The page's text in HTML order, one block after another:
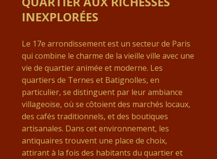
INEXPLORÉES
Le 17e arrondissement est un secteur de Paris
qui combine le charme de la vieille ville avec une
vie de quartier animée et moderne. Les
quartiers de Ternes et Batignolles, en
particulier, se distinguent par leur ambiance
villageoise, où se côtoient des marchés locaux,
des cafés traditionnels, et des boutiques
artisanales. Dans cet environnement, les
antiquaires trouvent une place de choix,
attirant à la fois des habitants du quartier et